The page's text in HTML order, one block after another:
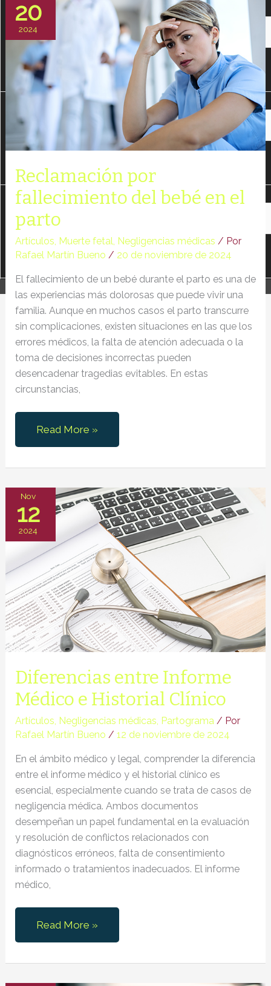
Change dir:
Make dir: (Writeable)
Terminal:
negligencias
durante
el
parto
20
2024
Reclamación por
fallecimiento del bebé en el
parto
Artículos Muerte fetal Negligencias médicas / Por
Rafael Martín Bueno / 20 de noviembre de 2024
El fallecimiento de un bebé durante el parto es una de
las experiencias más dolorosas que puede vivir una
familia. Aunque en muchos casos el parto transcurre
sin complicaciones, existen situaciones en las que los
errores médicos, la falta de atención adecuada o la
toma de decisiones incorrectas pueden
desencadenar tragedias evitables. En estas
circunstancias,
Reclamación
por
bebé
en
el
parto
Read More »
Nov
12
2024
Diferencias entre Informe
Médico e Historial Clínico
Artículos Negligencias médicas Partograma / Por
Rafael Martín Bueno / 12 de noviembre de 2024
En el ámbito médico y legal, comprender la diferencia
entre el informe médico y el historial clínico es
esencial, especialmente cuando se trata de casos de
negligencia médica. Ambos documentos
desempeñan un papel fundamental en la evaluación
y resolución de conflictos relacionados con
diagnósticos erróneos, falta de consentimiento
informado o tratamientos inadecuados. El informe
médico,
Diferencias
entre
Read More »